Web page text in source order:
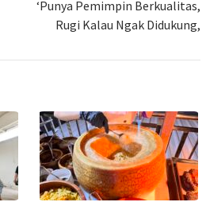
‘Punya Pemimpin Berkualitas,
Rugi Kalau Ngak Didukung,